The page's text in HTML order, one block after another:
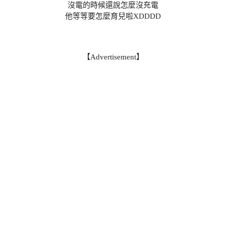
沒電的時候還說怎麼沒充電
他等等要怎麼育兒啦XDDDD
【Advertisement】